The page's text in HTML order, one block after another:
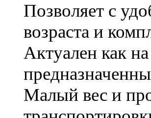
Позволяет с
возраста и
Актуален как
Малый вес и